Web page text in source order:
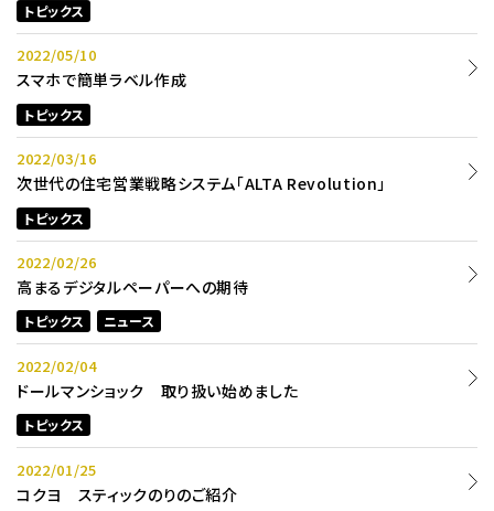
トピックス
2022/05/10
スマホで簡単ラベル作成
トピックス
2022/03/16
次世代の住宅営業戦略システム「ALTA Revolution」
トピックス
2022/02/26
高まるデジタルペーパーへの期待
トピックス ニュース
2022/02/04
ドールマンショック 取り扱い始めました
トピックス
2022/01/25
コクヨ スティックのりのご紹介